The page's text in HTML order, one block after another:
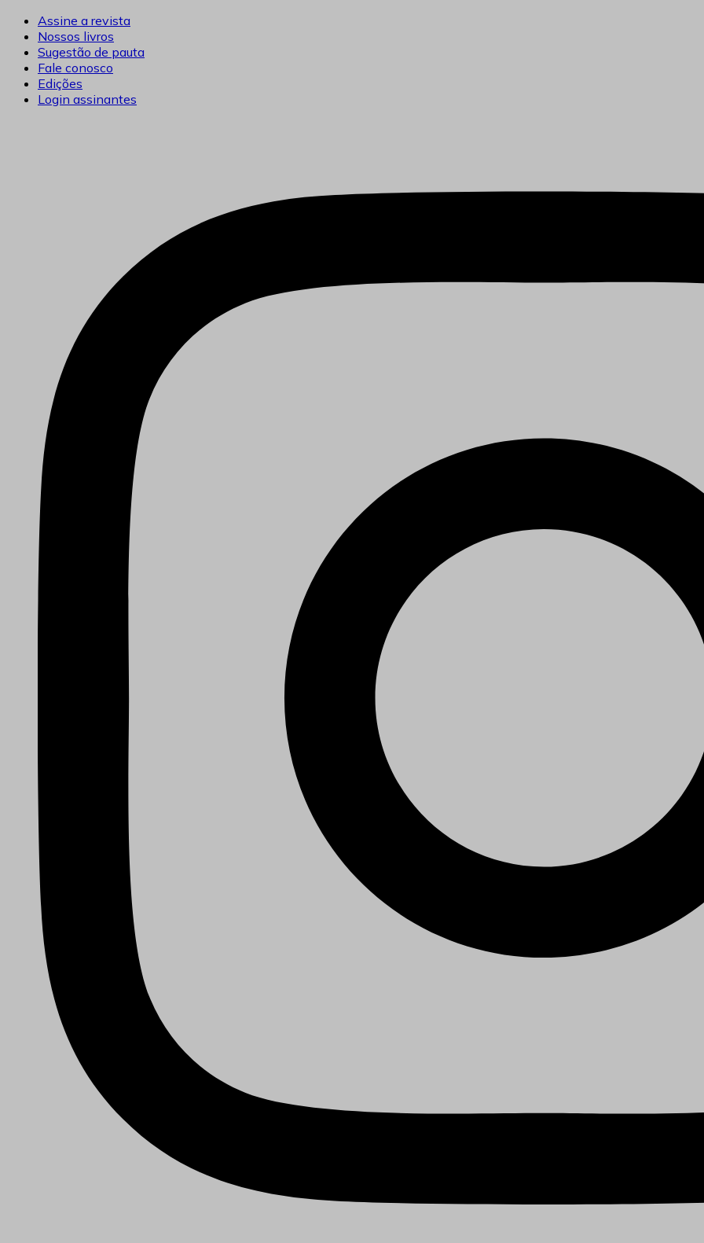
para
conteúdo
Assine a revista
Nossos livros
Sugestão de pauta
Fale conosco
Edições
Login assinantes